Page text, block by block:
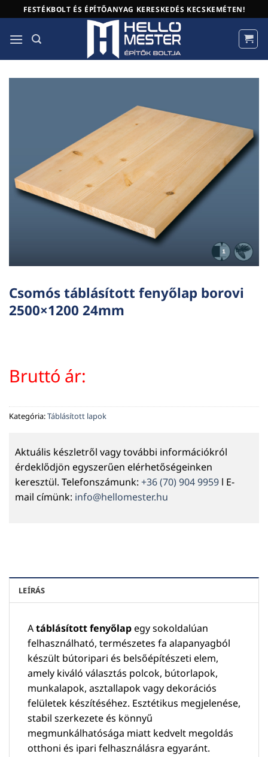
to
content
FESTÉKBOLT ÉS ÉPÍTŐANYAG KERESKEDÉS KECSKEMÉTEN!
Csomós táblásított fenyőlap borovi
2500×1200 24mm
Bruttó ár:
Kategória:Táblásított lapok
Aktuális készletről vagy további információkról
érdeklődjön egyszerűen elérhetőségeinken
keresztül. Telefonszámunk: +36 (70) 904 9959 l E-
mail címünk: info@hellomester.hu
LEÍRÁS
Atáblásított fenyőlapegy sokoldalúan
felhasználható, természetes fa alapanyagból
készült bútoripari és belsőépítészeti elem,
amely kiváló választás polcok, bútorlapok,
munkalapok, asztallapok vagy dekorációs
felületek készítéséhez. Esztétikus megjelenése,
stabil szerkezete és könnyű
megmunkálhatósága miatt kedvelt megoldás
otthoni és ipari felhasználásra egyaránt.